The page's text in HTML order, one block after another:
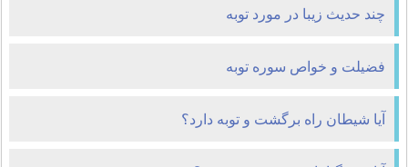
چند حدیث زیبا در مورد توبه
فضیلت و خواص سوره توبه
آیا شیطان راه برگشت و توبه دارد؟